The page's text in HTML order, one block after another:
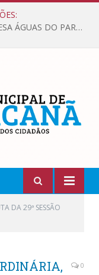
VEREADORES SE REUNÉM COM EMPRESA ÁGUAS DO PARÁ, PARA APRESENTAR REIVINDICAÇÕES E MELHORIAS NA QUALIDADE DOS SERVIÇOS OFERECIDOS Á POPULAÇÃO.
DA 29ª SESSÃO
0